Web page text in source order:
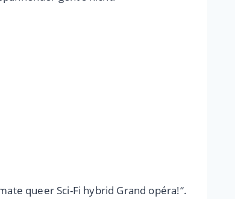
queer Sci-Fi hybrid Grand opéra!“.